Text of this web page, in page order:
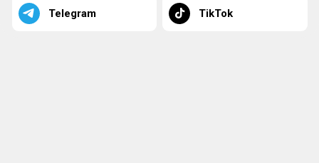
Telegram TikTok